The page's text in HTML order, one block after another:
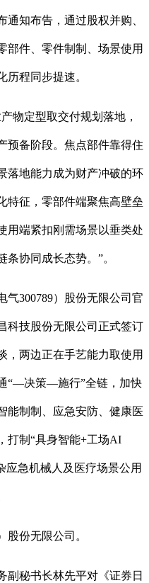
知布告，通过股权并购、
部件、零件制制、场景使用
历程同步提速。
定型取交付规划落地，
预备阶段。焦点部件靠得住
落地能力成为财产冲破的环
特征，零部件端聚焦高壁垒
用端紧扣刚需场景以垂类处
协同成长态势。”。
300789）股份无限公司官
科技股份无限公司正式签订
，两边正在手艺能力取使用
“—决策—施行”全链，加快
能制制、应急安防、健康医
打制“具身智能+工场AI
应急机械人及医疗场景公用
份无限公司。
秘书长林先平对《证券日